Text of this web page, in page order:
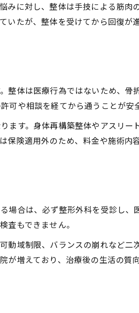
援
理由
イント
点
関係
どう違う
体策
画
重要性
みに対し、整体は手技による筋肉
いたが、整体を受けてから回復が
整体は医療行為ではないため、骨
や相談を経てから通うことが安
ます。身体再構築整体やアスリー
保険適用外のため、料金や施術内
場合は、必ず整形外科を受診し、
査もできません。
動域制限、バランスの崩れなど二
が増えており、治療後の生活の質